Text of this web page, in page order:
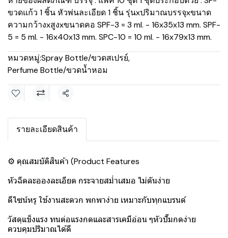
ขวดแก้ว 1 ชิ้น หัวพ่นละเอียด 1 ชิ้น รุ่นxปริมาณบรรจุxขนาด
ความกว้างxสูงxขนาดคอ SPF-3 = 3 ml. - 16x35x13 mm. SPF-
5 = 5 ml. - 16x40x13 mm. SPC-10 = 10 ml. - 16x79x13 mm.
หมวดหมู่:Spray Bottle/ขวดสเปรย์,
Perfume Bottle/ขวดน้ำหอม
แชร์
รายละเอียดสินค้า
⚙️ คุณสมบัติสินค้า (Product Features
หัวฉีดละอองละเอียด กระจายสม่ำเสมอ ไม่ตันง่าย
ดีไซน์หรู ใช้งานสะดวก พกพาง่าย เหมาะกับทุกแบรนด์
วัสดุแข็งแรง ทนต่อแรงกดและสารเคมีอ่อน ๆหัวปั๊มกดง่าย
ควบคุมปริมาณได้ดี